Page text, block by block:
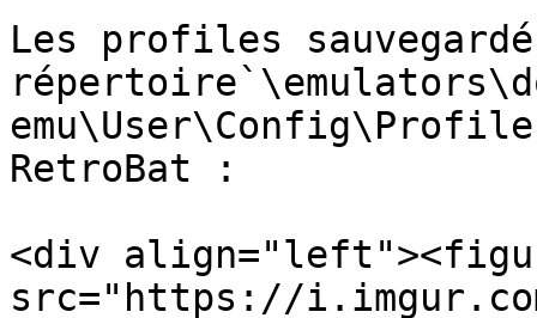
Les profiles
RetroBat :
<div
src="https://